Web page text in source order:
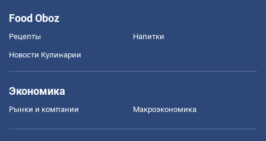
Food Oboz
Рецепты Напитки
Новости Кулинарии
Экономика
Рынки и компании Mакроэкономика